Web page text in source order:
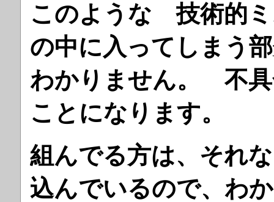
このような 技術的
の中に入ってしまう
わかりません。 不
ことになります。
組んでる方は、それ
込んでいるので、わ